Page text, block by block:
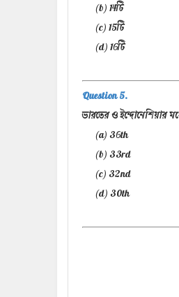
(b) 14টি
(c) 15টি
(d) 16টি
Question 5.
ভারতের ও ইন্দোনেশিয়ার
(a) 36th
(b) 33rd
(c) 32nd
(d) 30th